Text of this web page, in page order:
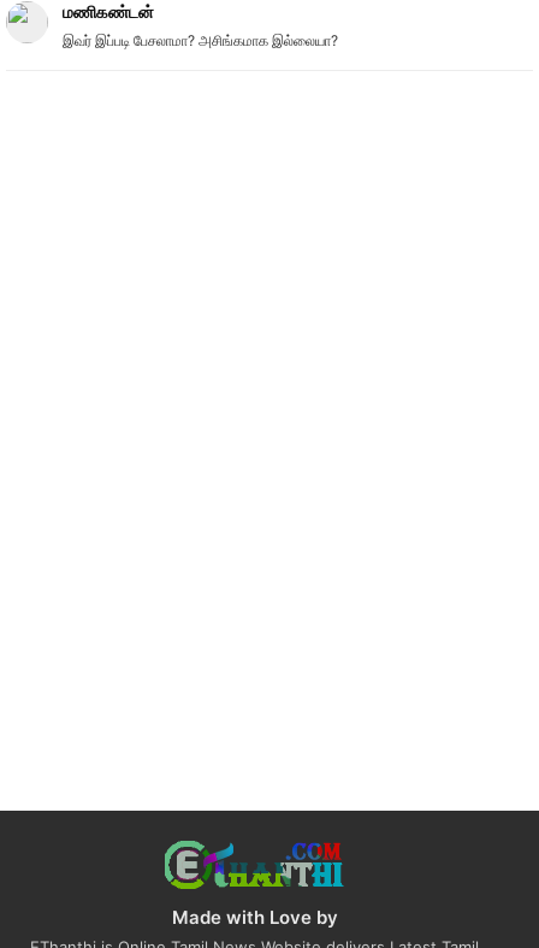
மணிகண்டன்
இவர் இப்படி பேசலாமா? அசிங்கமாக இல்லையா?
Made with Love by